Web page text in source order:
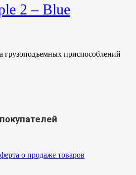
2 – Blue
грузоподъемных приспособлений
о продаже товаров